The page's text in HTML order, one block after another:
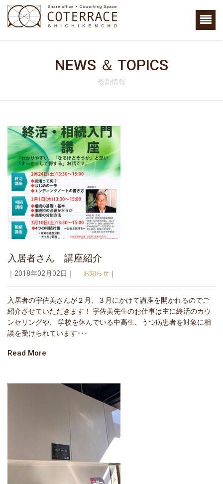
NEWS ＆ TOPICS
最新情報
入居者さん 講座紹介
｜2018年02月02日｜ お知らせ ｜
入居者の宇佐美さんが２月、３月にかけて講座を開かれるのでご
紹介させていただきます！ 宇佐美先生のお仕事は主に終活のカウ
ンセリングや、 学校を休んでいる中高生、うつ病患者を対象に相
談を受けられています･･･
Read More